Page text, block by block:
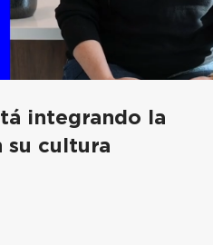
integrando la
su cultura